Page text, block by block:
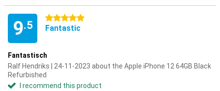
9.5
5 stars
Fantastic
Fantastisch
Ralf Hendriks | 24-11-2023 about the Apple iPhone 12 64GB Black
Refurbished
I recommend this product